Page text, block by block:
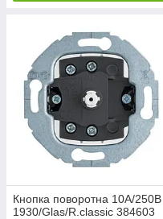
Кнопка поворотна 10А/250В
1930/Glas/R.classic 384603